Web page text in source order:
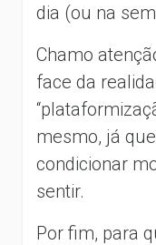
dia (ou na
Chamo
face da
mesmo, já
condicionar
sentir.
Por fim, para